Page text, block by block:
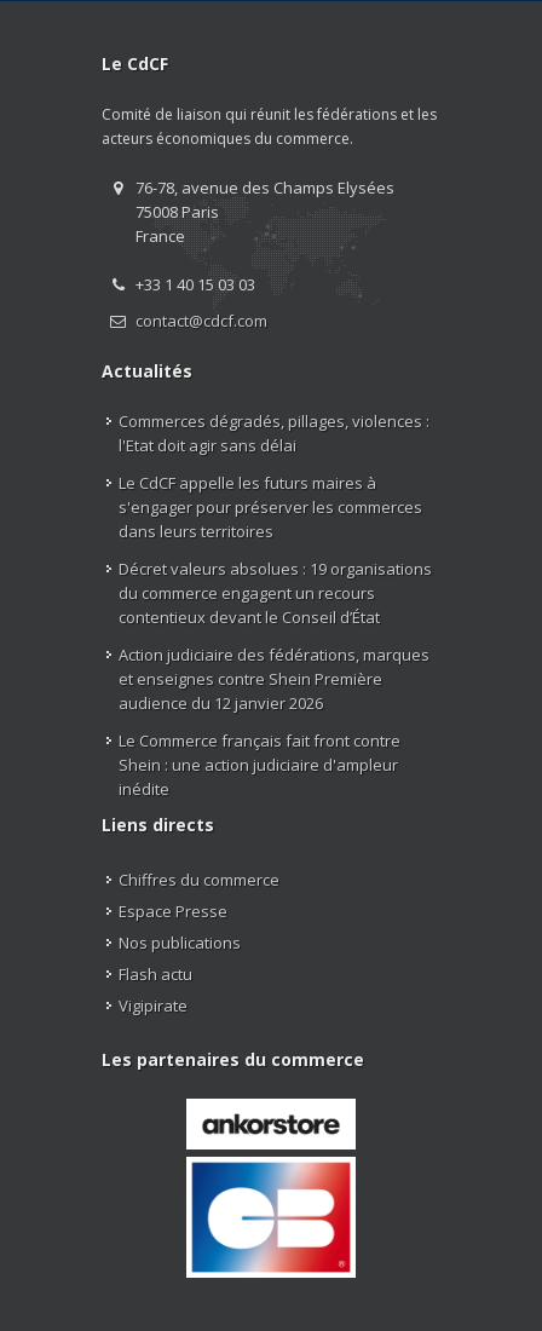
Le CdCF
Comité de liaison qui réunit les fédérations et les
acteurs économiques du commerce.
76-78, avenue des Champs Elysées
75008 Paris
France
+33 1 40 15 03 03
contact@cdcf.com
Actualités
Commerces dégradés, pillages, violences :
l'Etat doit agir sans délai
Le CdCF appelle les futurs maires à
s'engager pour préserver les commerces
dans leurs territoires
Décret valeurs absolues : 19 organisations
du commerce engagent un recours
contentieux devant le Conseil d’État
Action judiciaire des fédérations, marques
et enseignes contre Shein Première
audience du 12 janvier 2026
Le Commerce français fait front contre
Shein : une action judiciaire d'ampleur
inédite
Liens directs
Chiffres du commerce
Espace Presse
Nos publications
Flash actu
Vigipirate
Les partenaires du commerce